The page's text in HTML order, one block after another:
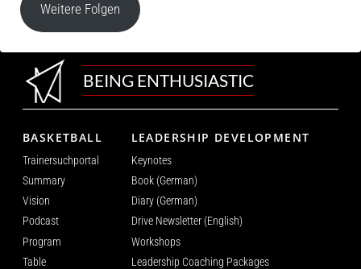
Weitere Folgen
BEING ENTHUSIASTIC
BASKETBALL
Trainersuchportal
Summary
Vision
Podcast
Program
Table
LEADERSHIP DEVELOPMENT
Keynotes
Book (German)
Diary (German)
Drive Newsletter (English)
Workshops
Leadership Coaching Packages